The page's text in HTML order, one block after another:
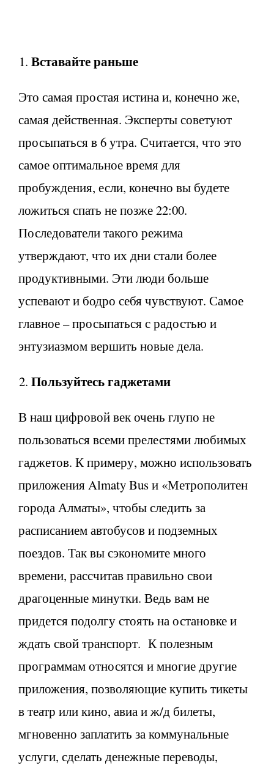
Вставайте раньше
Это самая простая истина и, конечно же,
самая действенная. Эксперты советуют
просыпаться в 6 утра. Считается, что это
самое оптимальное время для
пробуждения, если, конечно вы будете
ложиться спать не позже 22:00.
Последователи такого режима
утверждают, что их дни стали более
продуктивными. Эти люди больше
успевают и бодро себя чувствуют. Самое
главное – просыпаться с радостью и
энтузиазмом вершить новые дела.
Пользуйтесь гаджетами
В наш цифровой век очень глупо не
пользоваться всеми прелестями любимых
гаджетов. К примеру, можно использовать
приложения Almaty Bus и «Метрополитен
города Алматы», чтобы следить за
расписанием автобусов и подземных
поездов. Так вы сэкономите много
времени, рассчитав правильно свои
драгоценные минутки. Ведь вам не
придется подолгу стоять на остановке и
ждать свой транспорт. К полезным
программам относятся и многие другие
приложения, позволяющие купить тикеты
в театр или кино, авиа и ж/д билеты,
мгновенно заплатить за коммунальные
услуги, сделать денежные переводы,